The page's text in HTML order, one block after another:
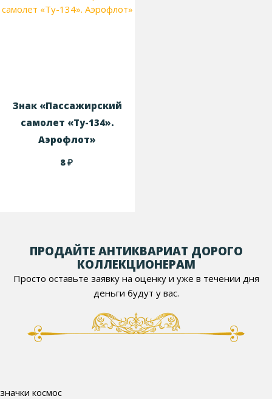
Знак «Пассажирский
самолет «Ту-134».
Аэрофлот»
8₽
ПРОДАЙТЕ АНТИКВАРИАТ ДОРОГО
КОЛЛЕКЦИОНЕРАМ
Просто оставьте заявку на оценку и уже в течении дня
деньги будут у вас.
значки космос